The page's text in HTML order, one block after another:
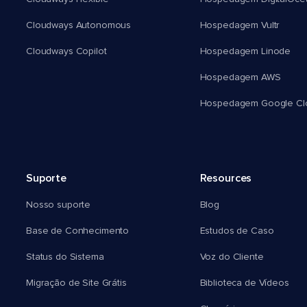
Cloudways Autonomous
Cloudways Copilot
Hospedagem Vultr
Hospedagem Linode
Hospedagem AWS
Hospedagem Google
Suporte
Nosso suporte
Base de Conhecimento
Status do Sistema
Migração de Site Grátis
Resources
Blog
Estudos de Caso
Voz do Cliente
Biblioteca de Vídeos